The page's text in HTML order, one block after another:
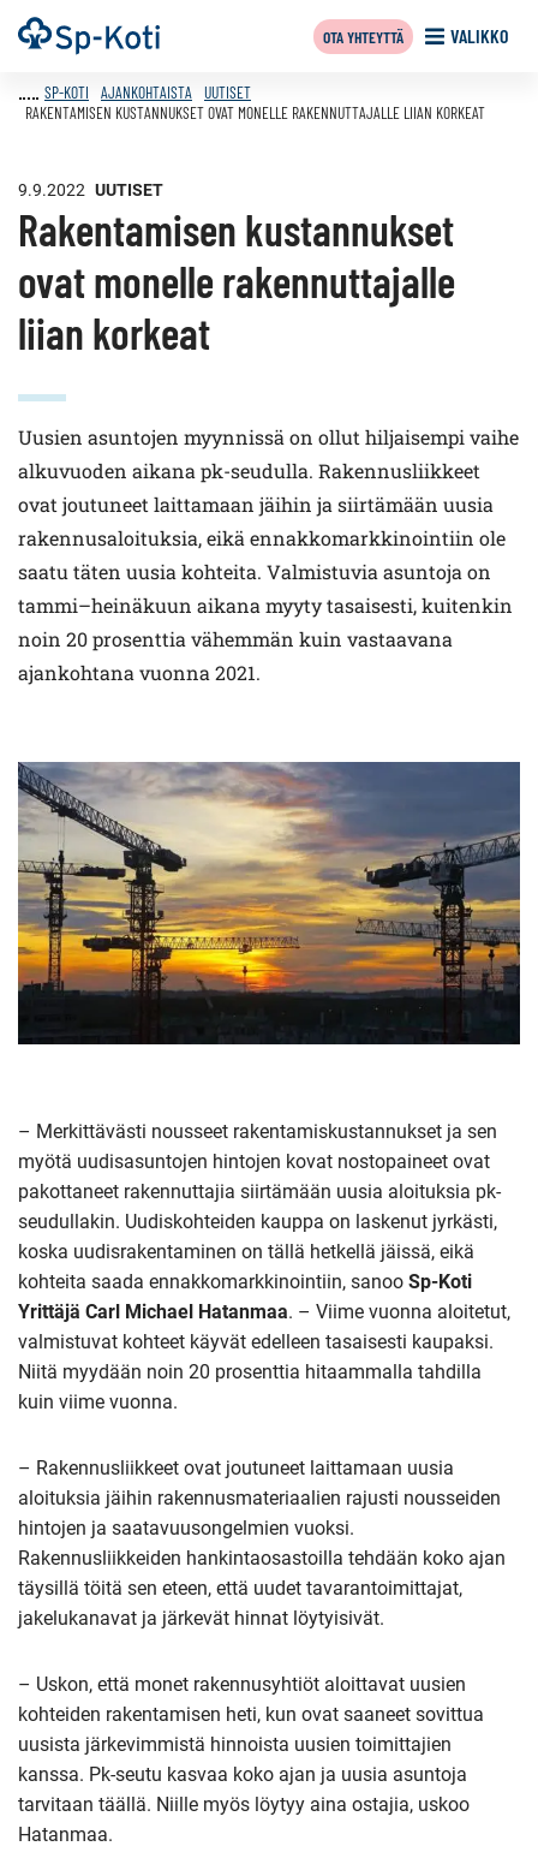
Siirry
sisältöön
Etusivu VALIKKO
OTA YHTEYTTÄ
SP-KOTI AJANKOHTAISTA UUTISET
RAKENTAMISEN KUSTANNUKSET OVAT MONELLE RAKENNUTTAJALLE LIIAN KORKEAT
9.9.2022 UUTISET
Rakentamisen kustannukset
ovat monelle rakennuttajalle
liian korkeat
Uusien asuntojen myynnissä on ollut hiljaisempi vaihe
alkuvuoden aikana pk-seudulla. Rakennusliikkeet
ovat joutuneet laittamaan jäihin ja siirtämään uusia
rakennusaloituksia, eikä ennakkomarkkinointiin ole
saatu täten uusia kohteita. Valmistuvia asuntoja on
tammi–heinäkuun aikana myyty tasaisesti, kuitenkin
noin 20 prosenttia vähemmän kuin vastaavana
ajankohtana vuonna 2021.
– Merkittävästi nousseet rakentamiskustannukset ja sen
myötä uudisasuntojen hintojen kovat nostopaineet ovat
pakottaneet rakennuttajia siirtämään uusia aloituksia pk-
seudullakin. Uudiskohteiden kauppa on laskenut jyrkästi,
koska uudisrakentaminen on tällä hetkellä jäissä, eikä
kohteita saada ennakkomarkkinointiin, sanoo Sp-Koti
Yrittäjä Carl Michael Hatanmaa. – Viime vuonna aloitetut,
valmistuvat kohteet käyvät edelleen tasaisesti kaupaksi.
Niitä myydään noin 20 prosenttia hitaammalla tahdilla
kuin viime vuonna.
– Rakennusliikkeet ovat joutuneet laittamaan uusia
aloituksia jäihin rakennusmateriaalien rajusti nousseiden
hintojen ja saatavuusongelmien vuoksi.
Rakennusliikkeiden hankintaosastoilla tehdään koko ajan
täysillä töitä sen eteen, että uudet tavarantoimittajat,
jakelukanavat ja järkevät hinnat löytyisivät.
– Uskon, että monet rakennusyhtiöt aloittavat uusien
kohteiden rakentamisen heti, kun ovat saaneet sovittua
uusista järkevimmistä hinnoista uusien toimittajien
kanssa. Pk-seutu kasvaa koko ajan ja uusia asuntoja
tarvitaan täällä. Niille myös löytyy aina ostajia, uskoo
Hatanmaa.